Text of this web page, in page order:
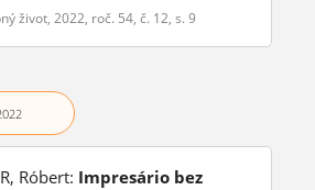
život, 2022, roč. 54, č. 12, s. 9
Róbert: Impresário bez